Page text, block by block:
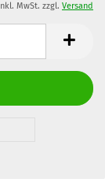
MwSt. zzgl. Versand